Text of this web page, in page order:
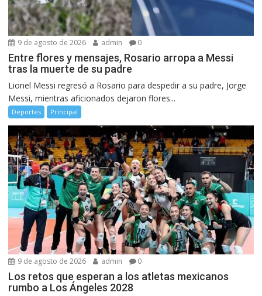
9 de agosto de 2026 admin 0
Entre flores y mensajes, Rosario arropa a Messi
tras la muerte de su padre
Lionel Messi regresó a Rosario para despedir a su padre, Jorge
Messi, mientras aficionados dejaron flores...
Deportes Principal
9 de agosto de 2026 admin 0
Los retos que esperan a los atletas mexicanos
rumbo a Los Ángeles 2028